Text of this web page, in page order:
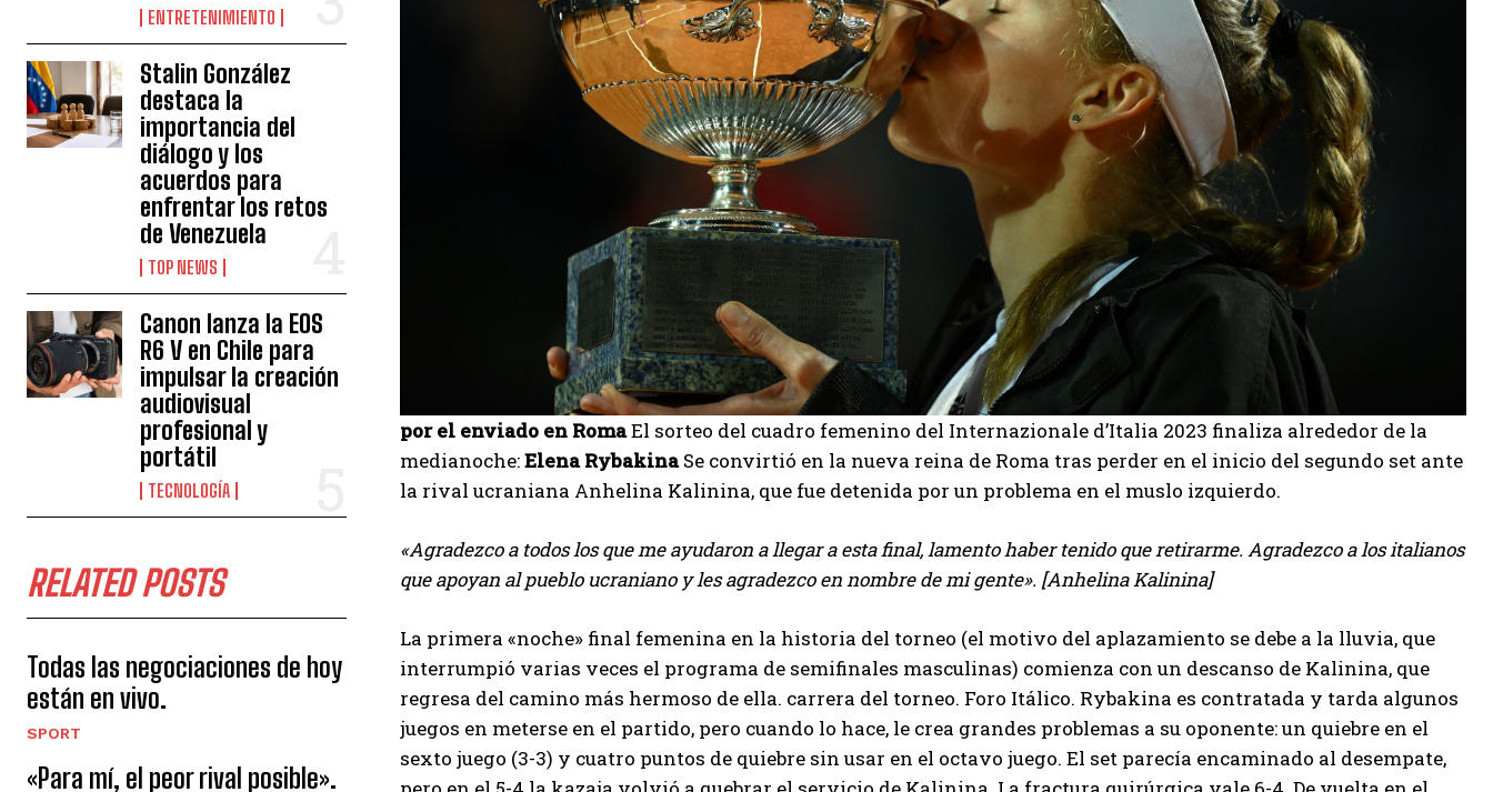
I've read and accept thePrivacy Policy.
Emet
ENTRETENIMIENTO
Stalin González
destaca la
importancia del
diálogo y los
acuerdos para
enfrentar los retos
de Venezuela
TOP NEWS
Canon lanza la EOS
R6 V en Chile para
impulsar la creación
audiovisual
profesional y
portátil
TECNOLOGÍA
RELATED POSTS
Todas las negociaciones de hoy
están en vivo.
SPORT
«Para mí, el peor rival posible».
por el enviado en RomaEl sorteo del cuadro femenino del Internazionale d’Italia 2023 finaliza alrededor de la
medianoche:Elena RybakinaSe convirtió en la nueva reina de Roma tras perder en el inicio del segundo set ante
la rival ucraniana Anhelina Kalinina, que fue detenida por un problema en el muslo izquierdo.
«Agradezco a todos los que me ayudaron a llegar a esta final, lamento haber tenido que retirarme. Agradezco a los italianos
que apoyan al pueblo ucraniano y les agradezco en nombre de mi gente». [Anhelina Kalinina]
La primera «noche» final femenina en la historia del torneo (el motivo del aplazamiento se debe a la lluvia, que
interrumpió varias veces el programa de semifinales masculinas) comienza con un descanso de Kalinina, que
regresa del camino más hermoso de ella. carrera del torneo. Foro Itálico. Rybakina es contratada y tarda algunos
juegos en meterse en el partido, pero cuando lo hace, le crea grandes problemas a su oponente: un quiebre en el
sexto juego (3-3) y cuatro puntos de quiebre sin usar en el octavo juego. El set parecía encaminado al desempate,